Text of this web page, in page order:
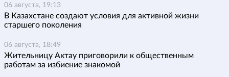
06 августа, 19:13
В Казахстане создают условия для активной жизни
старшего поколения
06 августа, 18:49
Жительницу Актау приговорили к общественным
работам за избиение знакомой